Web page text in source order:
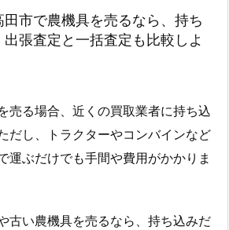
田市で農機具を売るなら、持ち
張査定と一括査定も比較しよ
売る場合、近くの買取業者に持ち込
だし、トラクターやコンバインなど
運ぶだけでも手間や費用がかかりま
古い農機具を売るなら、持ち込みだ